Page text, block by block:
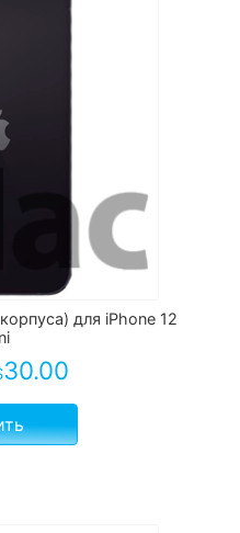
для iPhone 12
30.00